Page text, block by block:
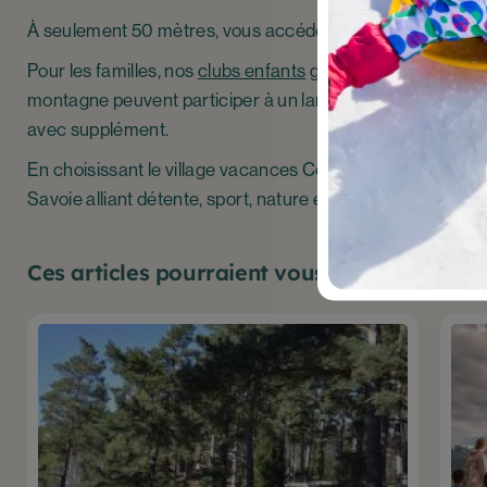
À seulement 50 mètres, vous accéderez gratuitement à
Pour les familles, nos clubs enfants gratuits accueillent
montagne peuvent participer à un large choix de
avec supplément.
En choisissant le village vacances Cévéo de Valmeinier,
Savoie alliant détente, sport, nature et découverte.
Ces articles pourraient vous intéresser